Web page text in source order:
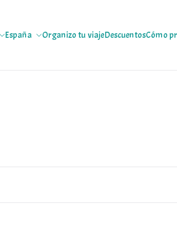
pa que te copies
España Organizo tu viajeDescuentosCómo